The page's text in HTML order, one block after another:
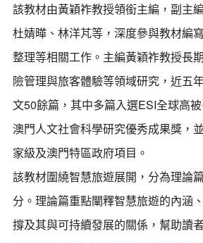
該教材由黃穎祚教授領銜主編，副主
杜婧曄、林洋芃等，深度參與教材編
整理等相關工作。主編黃穎祚教授長
險管理與旅客體驗等領域研究，近五
文50餘篇，其中多篇入選ESI全球高
澳門人文社會科學研究優秀成果獎，
家級及澳門特區政府項目。
該教材圍繞智慧旅遊展開，分為理論
分。理論篇重點闡釋智慧旅遊的內涵
撐及其與可持續發展的關係，幫助讀